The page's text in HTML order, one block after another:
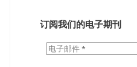
订阅我们的电子期刊